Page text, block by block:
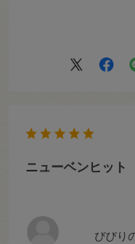
白ベージュは微妙な色
びびり
ニューベンヒット